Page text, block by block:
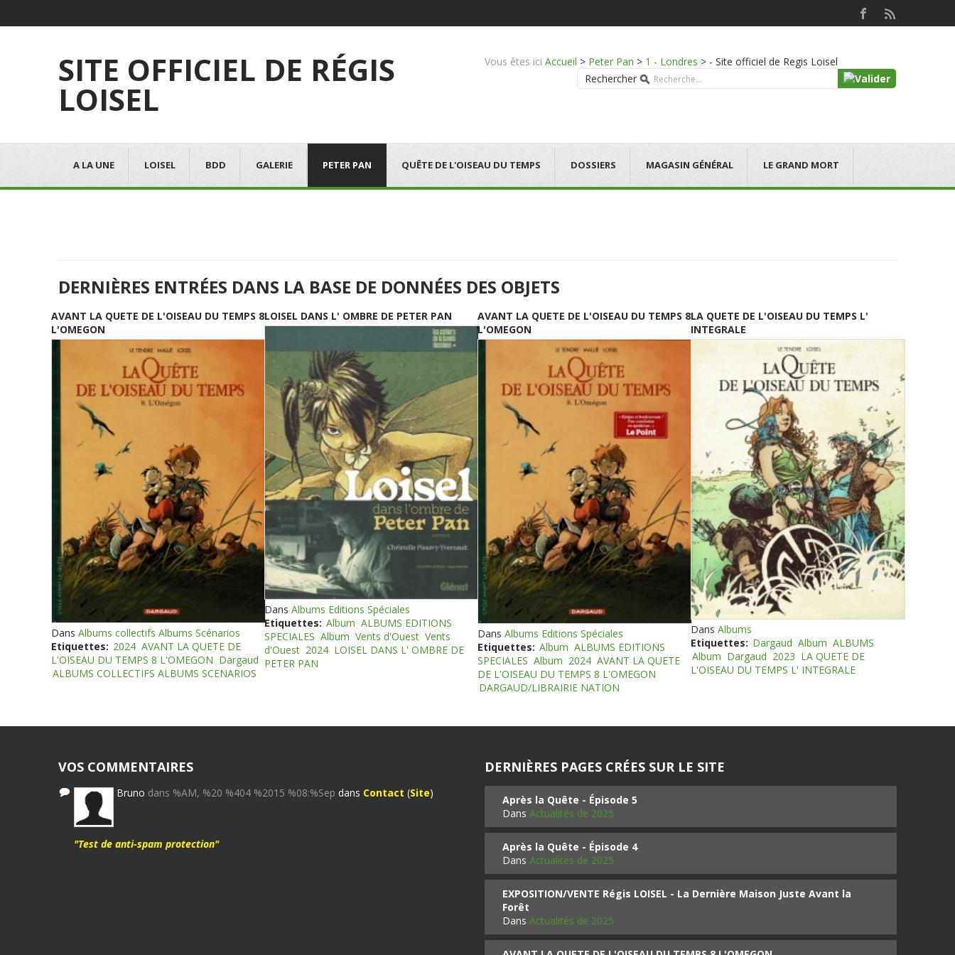
SITE OFFICIEL DE RÉGIS
LOISEL
Vous êtes ici Accueil > Peter Pan > 1 - Londres > - Site officiel de Regis Loisel
Rechercher
A LA UNE LOISEL BDD GALERIE PETER PAN QUÊTE DE L'OISEAU DU TEMPS DOSSIERS MAGASIN GÉNÉRAL LE GRAND MORT
DERNIÈRES ENTRÉES DANS LA BASE DE DONNÉES DES OBJETS
AVANT LA QUETE DE L'OISEAU DU TEMPS 8
L'OMEGON
Dans Albums collectifs Albums Scénarios
Etiquettes: 2024 AVANT LA QUETE DE
L'OISEAU DU TEMPS 8 L'OMEGON Dargaud
ALBUMS COLLECTIFS ALBUMS SCENARIOS
LOISEL DANS L' OMBRE DE PETER PAN
Dans Albums Editions Spéciales
Etiquettes: Album ALBUMS EDITIONS
SPECIALES Album Vents d'Ouest Vents
d'Ouest 2024 LOISEL DANS L' OMBRE DE
PETER PAN
AVANT LA QUETE DE L'OISEAU DU TEMPS 8
L'OMEGON
Dans Albums Editions Spéciales
Etiquettes: Album ALBUMS EDITIONS
SPECIALES Album 2024 AVANT LA QUETE
DE L'OISEAU DU TEMPS 8 L'OMEGON
DARGAUD/LIBRAIRIE NATION
LA QUETE DE L'OISEAU DU TEMPS L'
INTEGRALE
Dans Albums
Etiquettes: Dargaud Album ALBUMS
Album Dargaud 2023 LA QUETE DE
L'OISEAU DU TEMPS L' INTEGRALE
VOS COMMENTAIRES
Bruno dans %AM, %20 %404 %2015 %08:%Sep dans Contact (Site)
"Test de anti-spam protection"
DERNIÈRES PAGES CRÉES SUR LE SITE
Après la Quête - Épisode 5
Dans Actualités de 2025
Après la Quête - Épisode 4
Dans Actualités de 2025
EXPOSITION/VENTE Régis LOISEL - La Dernière Maison Juste Avant la
Forêt
Dans Actualités de 2025